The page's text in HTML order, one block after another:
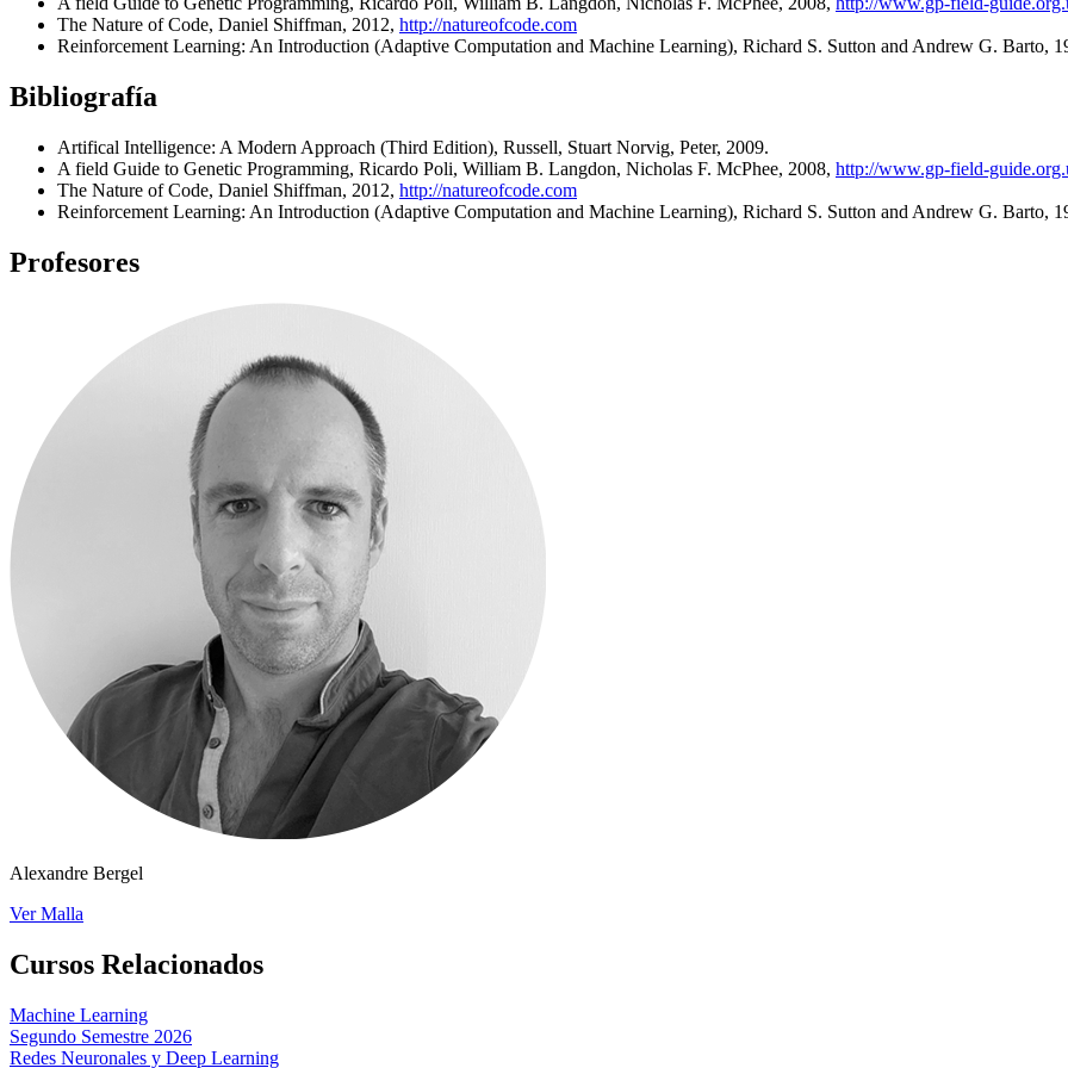
The Nature of Code, Daniel Shiffman, 2012, http://natureofcode.com
Reinforcement Learning: An Introduction (Adaptive Computation and Machine Learning), Richard S. Sutton and Andrew G. Barto,
Bibliografía
Artifical Intelligence: A Modern Approach (Third Edition), Russell, Stuart Norvig, Peter, 2009.
A field Guide to Genetic Programming, Ricardo Poli, William B. Langdon, Nicholas F. McPhee, 2008, http://www.gp-field-
The Nature of Code, Daniel Shiffman, 2012, http://natureofcode.com
Reinforcement Learning: An Introduction (Adaptive Computation and Machine Learning), Richard S. Sutton and Andrew G. Barto,
Profesores
Alexandre Bergel
Ver Malla
Cursos Relacionados
Machine Learning
Segundo Semestre 2026
Redes Neuronales y Deep Learning